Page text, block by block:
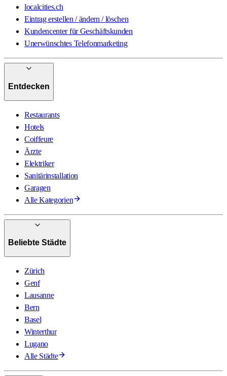
localcities.ch
Eintrag erstellen / ändern / löschen
Kundencenter für Geschäftskunden
Unerwünschtes Telefonmarketing
Entdecken
Restaurants
Hotels
Coiffeure
Ärzte
Elektriker
Sanitärinstallation
Garagen
Alle Kategorien
Beliebte Städte
Zürich
Genf
Lausanne
Bern
Basel
Winterthur
Lugano
Alle Städte